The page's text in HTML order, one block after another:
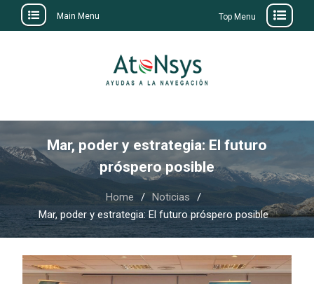
Main Menu Top Menu
Mar, poder y estrategia: El futuro
próspero posible
Home
Noticias
Mar, poder y estrategia: El futuro próspero posible